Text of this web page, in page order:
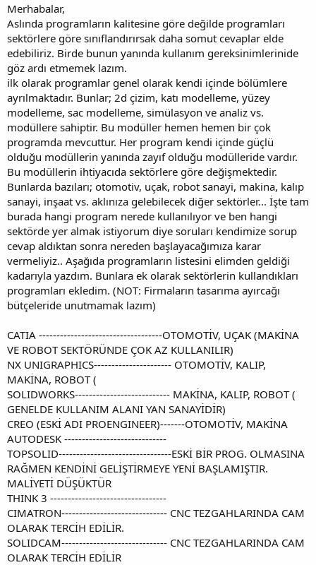
Merhabalar,
Aslında programların kalitesine göre değilde programları
sektörlere göre sınıflandırırsak daha somut cevaplar elde
edebiliriz. Birde bunun yanında kullanım gereksinimlerinide
göz ardı etmemek lazım.
ilk olarak programlar genel olarak kendi içinde bölümlere
ayrılmaktadır. Bunlar; 2d çizim, katı modelleme, yüzey
modelleme, sac modelleme, simülasyon ve analiz vs.
modüllere sahiptir. Bu modüller hemen hemen bir çok
programda mevcuttur. Her program kendi içinde güçlü
olduğu modüllerin yanında zayıf olduğu modülleride vardır.
Bu modüllerin ihtiyacıda sektörlere göre değişmektedir.
Bunlarda bazıları; otomotiv, uçak, robot sanayi, makina, kalıp
sanayi, inşaat vs. aklınıza gelebilecek diğer sektörler... İşte tam
burada hangi program nerede kullanılıyor ve ben hangi
sektörde yer almak istiyorum diye soruları kendimize sorup
cevap aldıktan sonra nereden başlayacağımıza karar
vermeliyiz.. Aşağıda programların listesini elimden geldiği
kadarıyla yazdım. Bunlara ek olarak sektörlerin kullandıkları
programları ekledim. (NOT: Firmaların tasarıma ayırcağı
bütçeleride unutmamak lazım)
CATIA -----------------------------------OTOMOTİV, UÇAK (MAKİNA
VE ROBOT SEKTÖRÜNDE ÇOK AZ KULLANILIR)
NX UNIGRAPHICS---------------------- OTOMOTİV, KALIP,
MAKİNA, ROBOT (
SOLIDWORKS--------------------------- MAKİNA, KALIP, ROBOT (
GENELDE KULLANIM ALANI YAN SANAYİDİR)
CREO (ESKİ ADI PROENGINEER)-------OTOMOTİV, MAKİNA
AUTODESK -----------------------------
TOPSOLID--------------------------------ESKİ BİR PROG. OLMASINA
RAĞMEN KENDİNİ GELİŞTİRMEYE YENİ BAŞLAMIŞTIR.
MALİYETİ DÜŞÜKTÜR
THINK 3 ---------------------------------
CIMATRON------------------------------ CNC TEZGAHLARINDA CAM
OLARAK TERCİH EDİLİR.
SOLIDCAM------------------------------ CNC TEZGAHLARINDA CAM
OLARAK TERCİH EDİLİR